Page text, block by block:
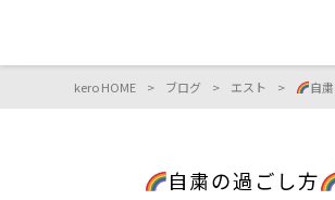
kero HOME > ブログ > エスト > 自
自粛の過ごし方